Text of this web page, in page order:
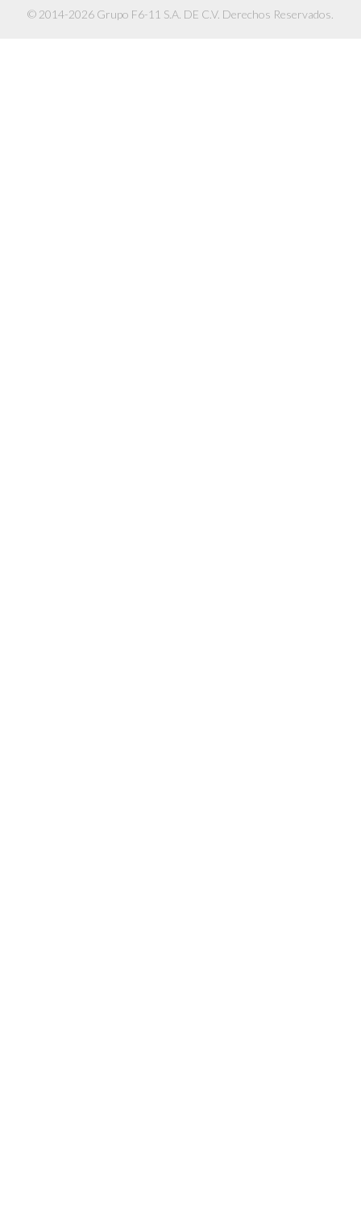
© 2014-2026 Grupo F6-11 S.A. DE C.V. Derechos Reservados.